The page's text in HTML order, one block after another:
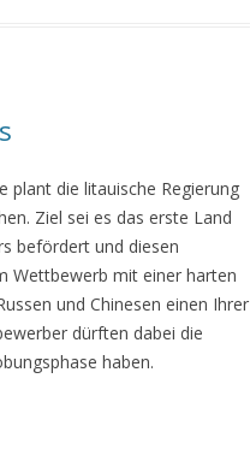
plant die litauische Regierung
Ziel sei es das erste Land
befördert und diesen
Wettbewerb mit einer harten
und Chinesen einen Ihrer
dürften dabei die
haben.